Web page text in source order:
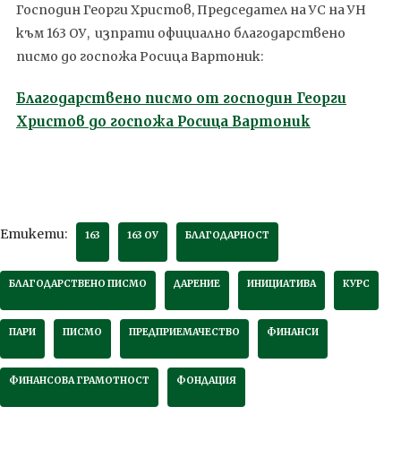
Господин Георги Христов, Председател на УС на УН
към 163 ОУ, изпрати официално благодарствено
писмо до госпожа Росица Вартоник:
Благодарствено писмо от господин Георги
Христов до госпожа Росица Вартоник
Етикети: 163 163 ОУ БЛАГОДАРНОСТ
БЛАГОДАРСТВЕНО ПИСМО ДАРЕНИЕ ИНИЦИАТИВА КУРС
ПАРИ ПИСМО ПРЕДПРИЕМАЧЕСТВО ФИНАНСИ
ФИНАНСОВА ГРАМОТНОСТ ФОНДАЦИЯ